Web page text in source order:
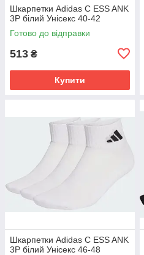
Шкарпетки Adidas C ESS ANK
3P білий Унісекс 40-42
Готово до відправки
513 ₴
Купити
Шкарпетки Adidas C ESS ANK
3P білий Унісекс 46-48